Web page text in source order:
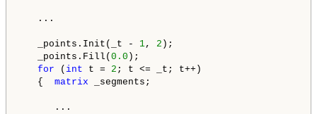
...
_points.Init(_t - 1, 2 );
_points.Fill( 0.0 );
for ( int t = 2 ; t <= _t; t++)
{ matrix _segments;
...